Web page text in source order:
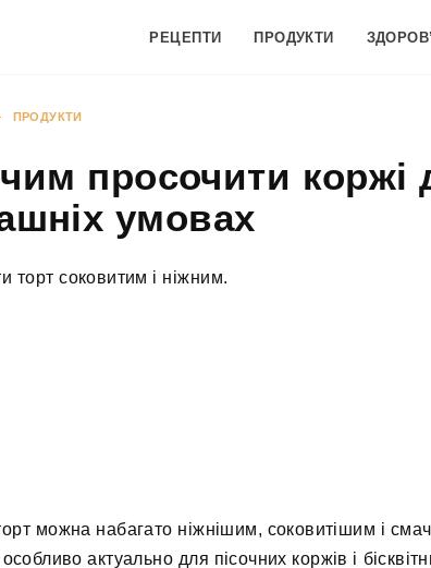
РЕЦЕПТИ ПРОДУКТИ
ПРОДУКТИ
просочити коржі
умовах
торт соковитим і ніжним.
можна набагато ніжнішим, соковитішим і
актуально для пісочних коржів і